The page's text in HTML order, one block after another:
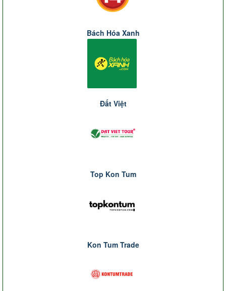
Bách Hóa Xanh
Đất Việt
Top Kon Tum
Kon Tum Trade